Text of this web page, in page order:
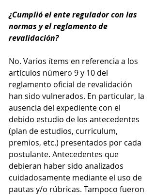
¿Cumplió el ente regulador con las
normas y el reglamento de
revalidación?
No. Varios ítems en referencia a los
artículos número 9 y 10 del
reglamento oficial de revalidación
han sido vulnerados. En particular, la
ausencia del expediente con el
debido estudio de los antecedentes
(plan de estudios, curriculum,
premios, etc.) presentados por cada
postulante. Antecedentes que
debieran haber sido analizados
cuidadosamente mediante el uso de
pautas y/o rúbricas. Tampoco fueron